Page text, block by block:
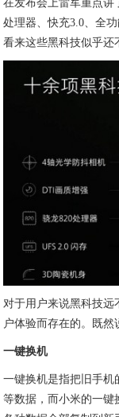
在发布会上雷军重点讲
处理器、快充3.0、全
看来这些黑科技似乎还
对于用户来说黑科技远
户体验而存在的。既
一键换机
一键换机是指把旧手机
等数据，而小米的一键